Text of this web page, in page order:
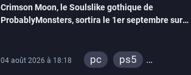
Crimson Moon, le Soulslike gothique de
ProbablyMonsters, sortira le 1er septembre sur
04 août 2026 à 18:18 pc
ps5